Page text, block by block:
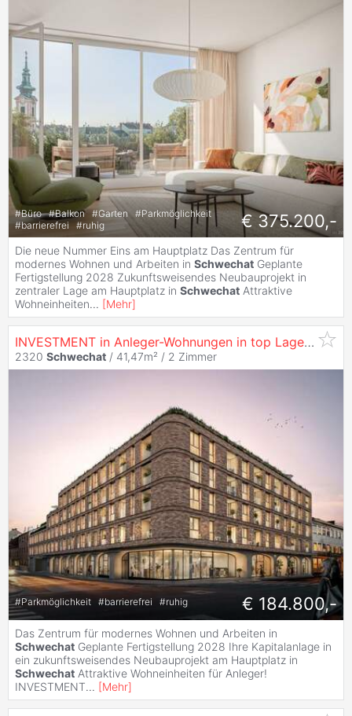
#Büro #Balkon #Garten #Parkmöglichkeit
#barrierefrei #ruhig € 375.200,-
Die neue Nummer Eins am Hauptplatz Das Zentrum für
modernes Wohnen und Arbeiten in Schwechat Geplante
Fertigstellung 2028 Zukunftsweisendes Neubauprojekt in
zentraler Lage am Hauptplatz in Schwechat Attraktive
Wohneinheiten... [Mehr]
INVESTMENT in Anleger-Wohnungen in top Lage am Hauptplatz 1 - Kapitalanlage - zu
2320 Schwechat / 41,47m² / 2 Zimmer
#Parkmöglichkeit #barrierefrei #ruhig € 184.800,-
Das Zentrum für modernes Wohnen und Arbeiten in
Schwechat Geplante Fertigstellung 2028 Ihre Kapitalanlage in
ein zukunftsweisendes Neubauprojekt am Hauptplatz in
Schwechat Attraktive Wohneinheiten für Anleger!
INVESTMENT... [Mehr]